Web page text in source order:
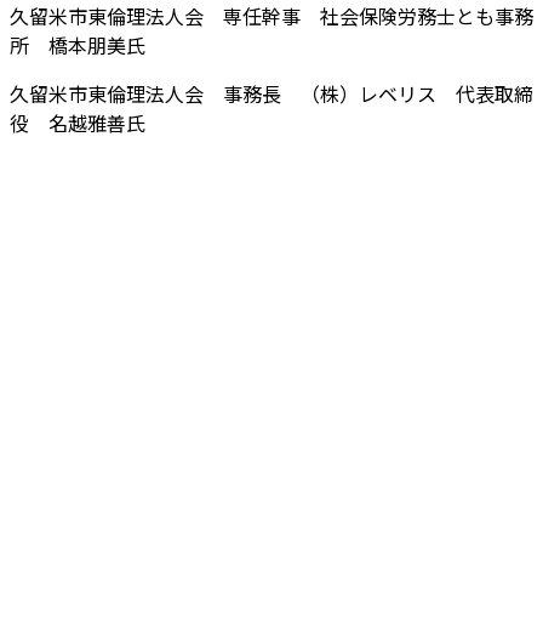
久留米市東倫理法人会 専任幹事 社会保険労務士とも事務
所 橋本朋美氏
久留米市東倫理法人会 事務長 （株）レベリス 代表取締
役 名越雅善氏